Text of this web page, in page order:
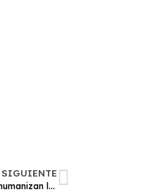
SIGUIENTE
The Bear temporada 4: cocina y emociones humanizan la serie | Reseña